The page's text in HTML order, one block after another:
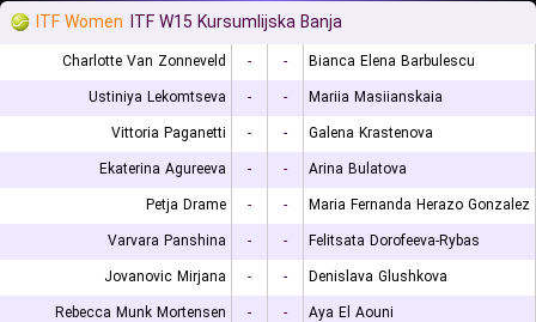
ITF Women ITF W15 Kursumlijska Banja
Charlotte Van Zonneveld - -
Bianca Elena Barbulescu
Ustiniya Lekomtseva
- -
Mariia Masiianskaia
Vittoria Paganetti
- -
Galena Krastenova
Ekaterina Agureeva
- -
Arina Bulatova
Petja Drame
- -
Maria Fernanda Herazo Gonzalez
Varvara Panshina
- -
Felitsata Dorofeeva-Rybas
Jovanovic Mirjana
- -
Denislava Glushkova
Rebecca Munk Mortensen
- - Aya El Aouni